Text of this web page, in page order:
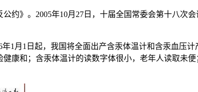
》。2005年10月27日，十届全国常委会第十八次
月1日起，我国将全面出产含汞体温计和含汞血压计
康和；含汞体温计的读数字体很小，老年人读取未